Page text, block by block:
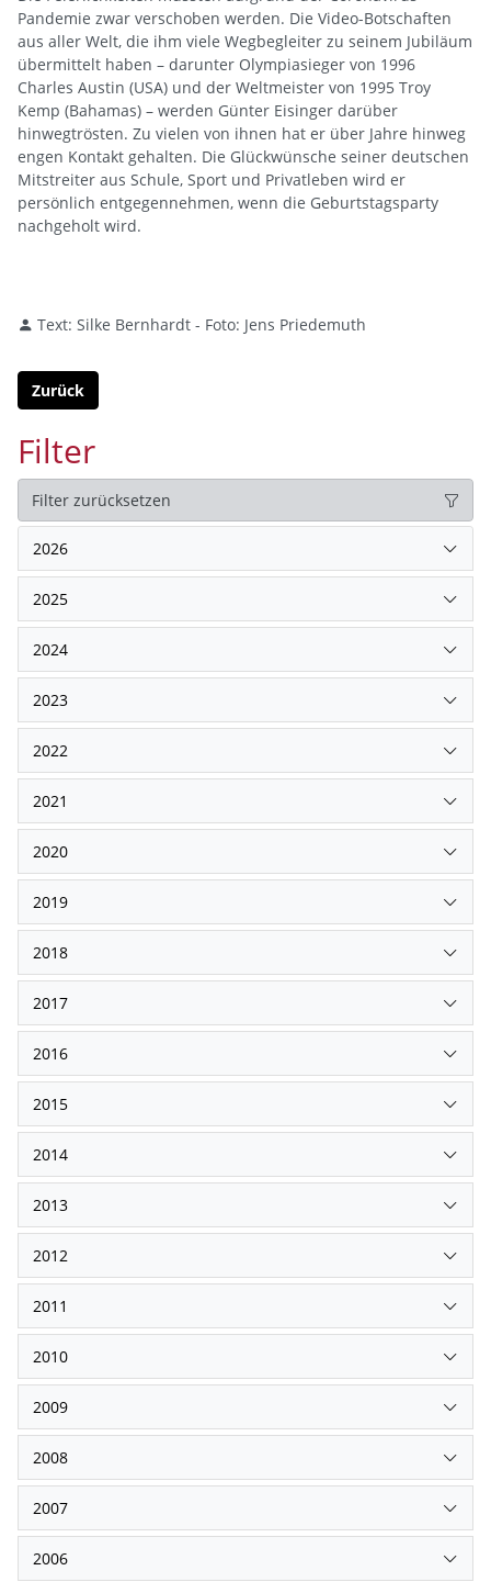
Pandemie zwar verschoben werden. Die Video-Botschaften
aus aller Welt, die ihm viele Wegbegleiter zu seinem Jubiläum
übermittelt haben – darunter Olympiasieger von 1996
Charles Austin (USA) und der Weltmeister von 1995 Troy
Kemp (Bahamas) – werden Günter Eisinger darüber
hinwegtrösten. Zu vielen von ihnen hat er über Jahre hinweg
engen Kontakt gehalten. Die Glückwünsche seiner deutschen
Mitstreiter aus Schule, Sport und Privatleben wird er
persönlich entgegennehmen, wenn die Geburtstagsparty
nachgeholt wird.
Text: Silke Bernhardt - Foto: Jens Priedemuth
Zurück
Filter
Filter zurücksetzen
2026
2025
2024
2023
2022
2021
2020
2019
2018
2017
2016
2015
2014
2013
2012
2011
2010
2009
2008
2007
2006